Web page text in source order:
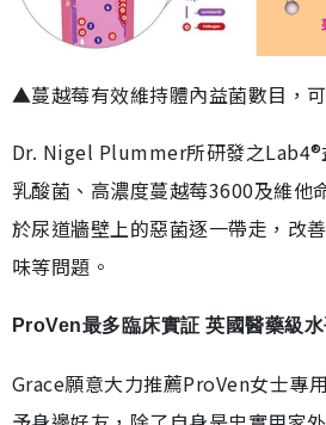
▲蔓越莓有效維持體內益菌數目，
Dr. Nigel Plummer所研發之Lab4®
乳酸菌、高濃度蔓越莓3600及維他
於尿道牆壁上的惡菌逐一帶走，改
味等問題。
ProVen最多臨床實証 英國醫藥級
Grace願意大力推薦ProVen女士專